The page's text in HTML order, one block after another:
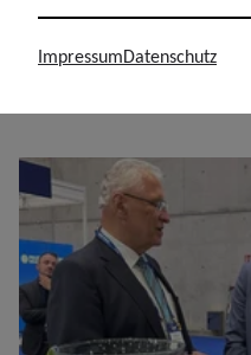
ImpressumDatenschutz